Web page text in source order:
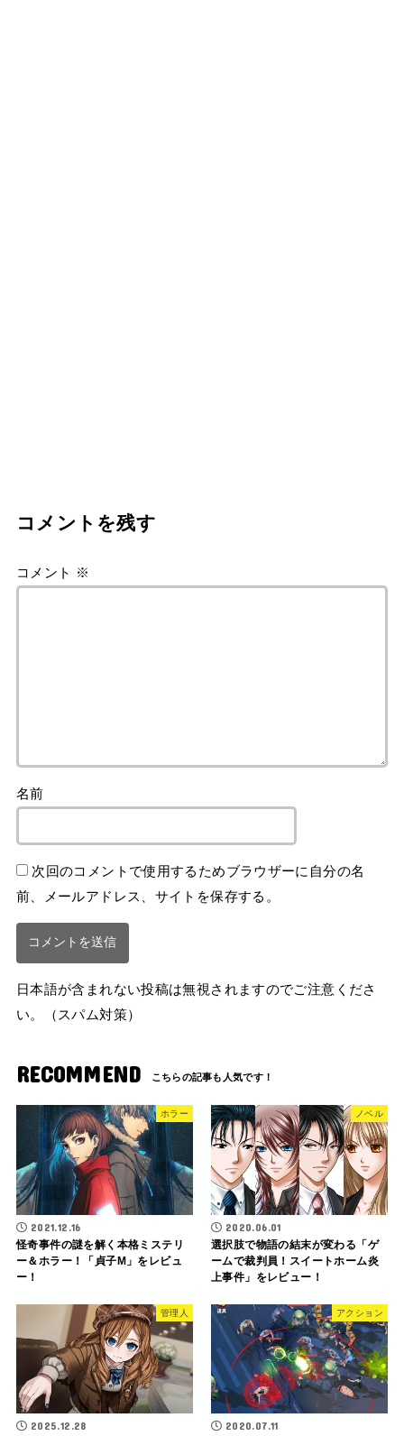
コメントを残す
コメント ※
名前
次回のコメントで使用するためブラウザーに自分の名
前、メールアドレス、サイトを保存する。
日本語が含まれない投稿は無視されますのでご注意くださ
い。（スパム対策）
RECOMMEND
ホラー
2021.12.16
怪奇事件の謎を解く本格ミステリ
ー＆ホラー！「貞子M」をレビュ
ー！
ノベル
2020.06.01
選択肢で物語の結末が変わる「ゲ
ームで裁判員！スイートホーム炎
上事件」をレビュー！
管理人
2025.12.28
アクション
2020.07.11